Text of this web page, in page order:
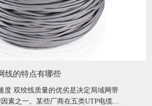
线的特点有哪些
度 双绞线质量的优劣是决定局域网带
素之一。某些厂商在五类UTP电缆中